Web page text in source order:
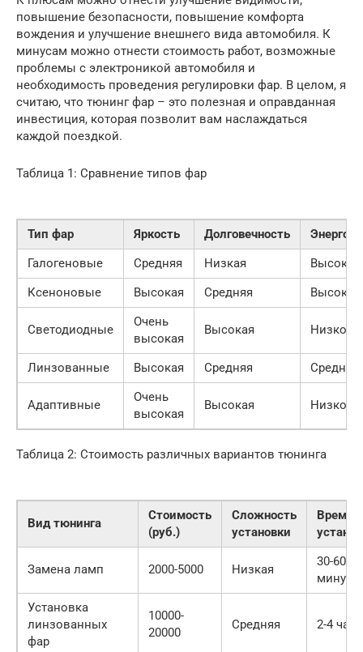
повышение безопасности, повышение комфорта
вождения и улучшение внешнего вида автомобиля. К
минусам можно отнести стоимость работ, возможные
проблемы с электроникой автомобиля и
необходимость проведения регулировки фар. В целом, я
считаю, что тюнинг фар – это полезная и оправданная
инвестиция, которая позволит вам наслаждаться
каждой поездкой.
Таблица 1: Сравнение типов фар
Тип фар Яркость Долговечность
Галогеновые
Средняя Низкая
Высокое
Ксеноновые
Высокая Средняя Высокое
Светодиодные
Очень
высокая
Высокая Низкое
Линзованные Высокая Средняя Среднее
Адаптивные
Очень
высокая
Высокая Низкое
Таблица 2: Стоимость различных вариантов тюнинга
Вид тюнинга
Стоимость
(руб.)
Сложность
установки
Время
Замена ламп 2000-5000 Низкая
30-60
минут
Установка
линзованных
фар
10000-
20000
Средняя 2-4 часа